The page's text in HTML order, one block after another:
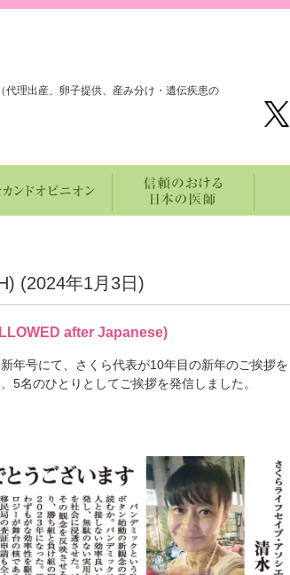
理出産、卵子提供、産み分け・遺伝疾患の
(2024年1月3日 )
after Japanese)
年号にて、さくら代表が10年目の新年のご挨拶を
5名のひとりとしてご挨拶を発信しました。